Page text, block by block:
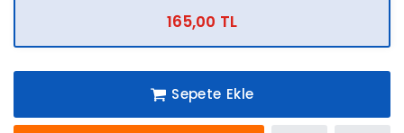
165,00 TL
Sepete Ekle